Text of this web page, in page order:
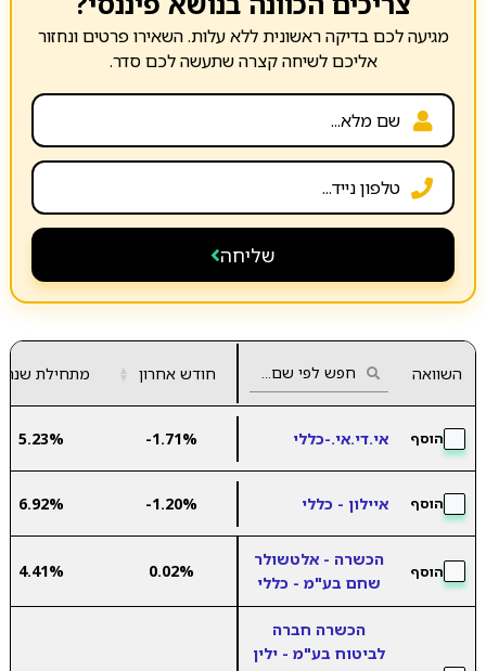
מגיעה לכם בדיקה ראשונית ללא עלות. השאירו פרטים ונחזור
אליכם לשיחה קצרה שתעשה לכם סדר.
שליחה
השוואה חודש אחרון ▲
▼ מתחילת שנה
הוסף אי.די.אי.-כללי -1.71%
5.23%
הוסף איילון - כללי -1.20%
6.92%
הוסף
הכשרה - אלטשולר
שחם בע"מ - כללי
0.02%
4.41%
הכשרה חברה
לביטוח בע"מ - ילין